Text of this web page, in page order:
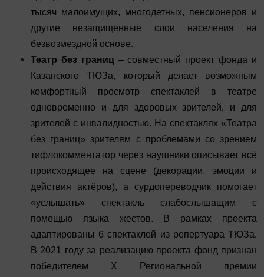
тысяч малоимущих, многодетных, пенсионеров и
другие незащищенные слои населения на
безвозмездной основе.
Театр без границ – совместный проект фонда и
Казанского ТЮЗа, который делает возможным
комфортный просмотр спектаклей в театре
одновременно и для здоровых зрителей, и для
зрителей с инвалидностью. На спектаклях «Театра
без границ» зрителям с проблемами со зрением
тифлокомментатор через наушники описывает всё
происходящее на сцене (декорации, эмоции и
действия актёров), а сурдопереводчик помогает
«услышать» спектакль слабослышащим с
помощью языка жестов. В рамках проекта
адаптированы 6 спектаклей из репертуара ТЮЗа.
В 2021 году за реализацию проекта фонд признан
победителем X Региональной премии